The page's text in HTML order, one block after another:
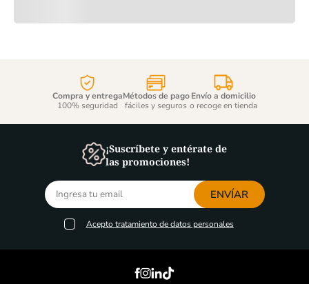
Compra y entrega
100% seguridad
Métodos de pago
fáciles y seguros
Envío a domicilio
o recoge en tienda
¡Suscríbete y entérate de
las promociones!
ENVÍAR
Acepto tratamiento de datos personales